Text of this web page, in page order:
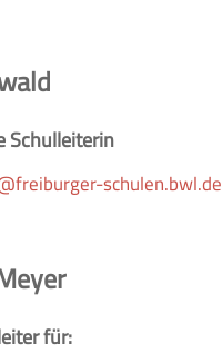
Schulleiterin
schulen.bwl.de
für: